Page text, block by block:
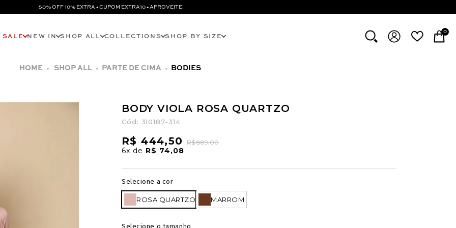
50% OFF 10% EXTRA • CUPOM EXTRA10 • APROVEITE!
SALE NEW IN SHOP ALL COLLECTIONS SHOP BY SIZE
0
SHOP ALL PARTE DE CIMA BODIES
BODY VIOLA ROSA QUARTZO
Cód: 310187-314
R$ 444,50 R$ 889,00
6x de R$ 74,08
Selecione a cor
ROSA QUARTZO MARROM